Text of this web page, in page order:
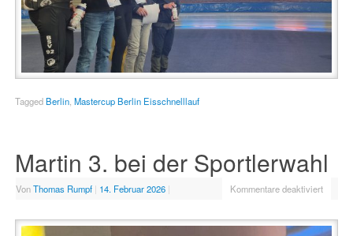
TaggedBerlin, Mastercup Berlin Eisschnelllauf
Martin 3. bei der Sportlerwahl
VonThomas Rumpf | 14. Februar 2026 | Kommentare deaktiviert